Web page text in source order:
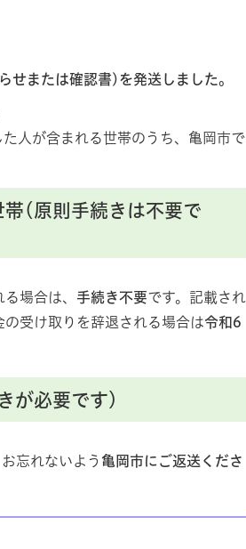
せまたは確認書)を発送しました。
人が含まれる世帯のうち、亀岡市で
(原則手続きは不要で
場合は、 手続き不要です。記載され
受け取りを辞退される場合は令和6
が必要です)
忘れないよう 亀岡市にご返送くださ